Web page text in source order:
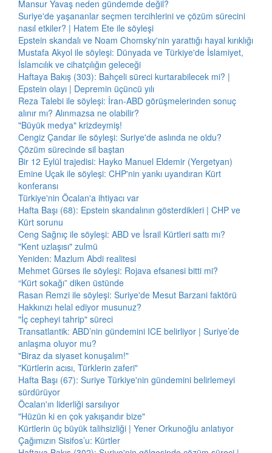
Mansur Yavaş neden gündemde değil?
Suriye'de yaşananlar seçmen tercihlerini ve çözüm sürecini
nasıl etkiler? | Hatem Ete ile söyleşi
Epstein skandalı ve Noam Chomsky'nin yarattığı hayal kırıklığı
Mustafa Akyol ile söyleşi: Dünyada ve Türkiye'de İslamiyet,
İslamcılık ve cihatçılığın geleceği
Haftaya Bakış (303): Bahçeli süreci kurtarabilecek mi? |
Epstein olayı | Depremin üçüncü yılı
Reza Talebi ile söyleşi: İran-ABD görüşmelerinden sonuç
alınır mı? Alınmazsa ne olabilir?
"Büyük medya" krizdeymiş!
Cengiz Çandar ile söyleşi: Suriye'de aslında ne oldu?
Çözüm sürecinde sil baştan
Bir 12 Eylül trajedisi: Hayko Manuel Eldemir (Yergetyan)
Emine Uçak ile söyleşi: CHP'nin yankı uyandıran Kürt
konferansı
Türkiye'nin Öcalan'a ihtiyacı var
Hafta Başı (68): Epstein skandalının gösterdikleri | CHP ve
Kürt sorunu
Ceng Sağnıç ile söyleşi: ABD ve İsrail Kürtleri sattı mı?
"Kent uzlaşısı" zulmü
Yeniden: Mazlum Abdi realitesi
Mehmet Gürses ile söyleşi: Rojava efsanesi bitti mi?
“Kürt sokağı” diken üstünde
Rasan Remzi ile söyleşi: Suriye'de Mesut Barzani faktörü
Hakkınızı helal ediyor musunuz?
"İç cepheyi tahrip" süreci
Transatlantik: ABD’nin gündemini ICE belirliyor | Suriye’de
anlaşma oluyor mu?
"Biraz da siyaset konuşalım!"
"Kürtlerin acısı, Türklerin zaferi"
Hafta Başı (67): Suriye Türkiye'nin gündemini belirlemeyi
sürdürüyor
Öcalan'ın liderliği sarsılıyor
"Hüzün ki en çok yakışandır bize"
Kürtlerin üç büyük talihsizliği | Yener Orkunoğlu anlatıyor
Çağımızın Sisifos’u: Kürtler